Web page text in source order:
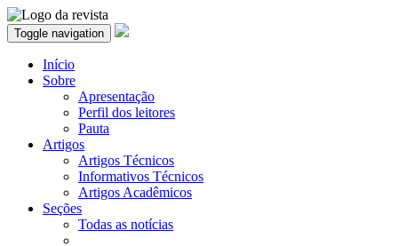
Toggle navigation
Início
Sobre
Apresentação
Perfil dos leitores
Pauta
Artigos
Artigos Técnicos
Informativos Técnicos
Artigos Acadêmicos
Seções
Todas as notícias